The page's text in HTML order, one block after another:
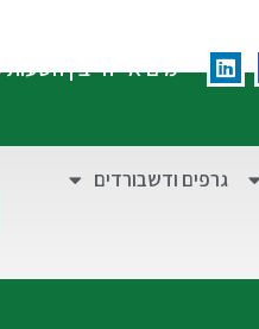
ימים א'-ה' בין השעות 9:00-17:00
גרפים ודשבורדים